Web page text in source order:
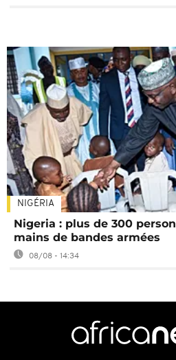
NIGÉRIA
Nigeria : plus de 300
mains de bandes armées
08/08 - 14:34